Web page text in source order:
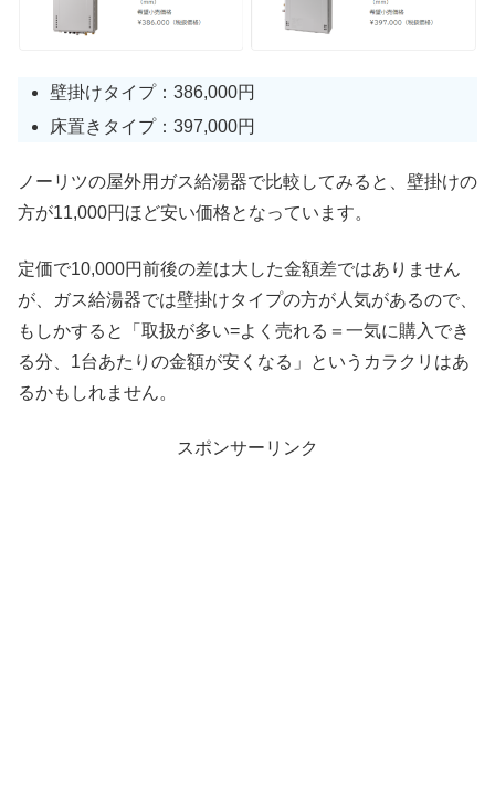
壁掛けタイプ：386,000円
床置きタイプ：397,000円
ノーリツの屋外用ガス給湯器で比較してみると、壁掛けの
方が11,000円ほど安い価格となっています。
定価で10,000円前後の差は大した金額差ではありません
が、ガス給湯器では壁掛けタイプの方が人気があるので、
もしかすると「取扱が多い=よく売れる＝一気に購入でき
る分、1台あたりの金額が安くなる」というカラクリはあ
るかもしれません。
スポンサーリンク